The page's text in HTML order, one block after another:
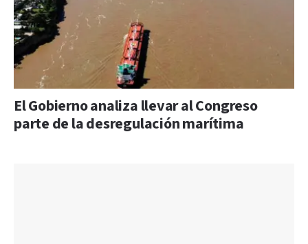
El Gobierno analiza llevar al Congreso
parte de la desregulación marítima